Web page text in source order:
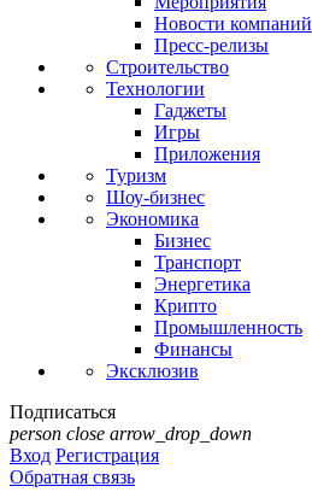
Новости компаний
Пресс-релизы
Строительство
Технологии
Гаджеты
Игры
Приложения
Туризм
Шоу-бизнес
Экономика
Бизнес
Транспорт
Энергетика
Крипто
Промышленность
Финансы
Эксклюзив
Подписаться
person close arrow_drop_down
Вход Регистрация
Обратная связь